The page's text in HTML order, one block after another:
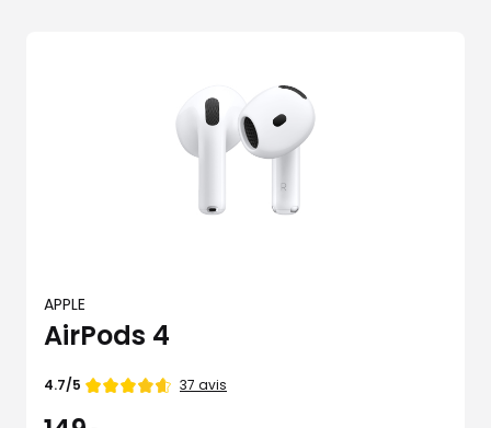
APPLE
AirPods 4
Note
4.7/5 37 avis